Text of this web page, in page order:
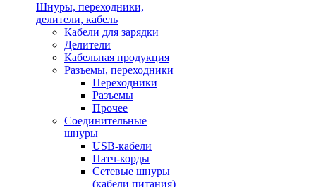
Шнуры, переходники,
делители, кабель
Кабели для зарядки
Делители
Кабельная продукция
Разъемы, переходники
Переходники
Разъемы
Прочее
Соединительные
шнуры
USB-кабели
Патч-корды
Сетевые шнуры
(кабели питания)